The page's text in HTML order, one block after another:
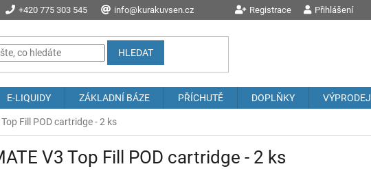
+420 775 303 545 info@kurakuvsen.cz
POŠTOVNÉ PROČ NAKOUPIT U NÁS? JAK NAKUPOVAT OBCHODNÍ PODMÍNKY
Registrace Přihlášení
HLEDAT
E-LIQUIDY ZÁKLADNÍ BÁZE PŘÍCHUTĚ DOPLŇKY VÝPRODEJ
Fill POD cartridge - 2 ks
V3 Top Fill POD cartridge - 2 ks